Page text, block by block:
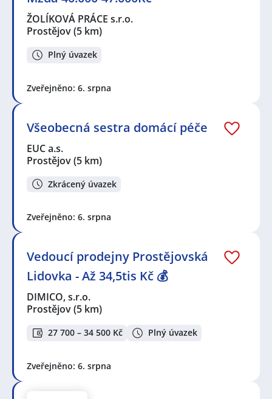
ŽOLÍKOVÁ PRÁCE s.r.o.
Prostějov(5 km)
Plný úvazek
Zveřejněno: 6. srpna
Všeobecná sestra domácí péče
EUC a.s.
Prostějov(5 km)
Zkrácený úvazek
Zveřejněno: 6. srpna
Vedoucí prodejny Prostějovská
Lidovka - Až 34,5tis Kč 💰
DIMICO, s.r.o.
Prostějov(5 km)
27 700 – 34 500 Kč Plný úvazek
Zveřejněno: 6. srpna